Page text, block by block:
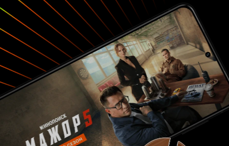
откровенность, а скорее просто пошлая
эротика, а что тело это залито жиром - это уж
детали. Откровенными можно назвать лишь
истории героинь, рассказанные ими на камеру,
и вот это как раз многое проясняет в них
самих: к конце фильма становится ясно, что
только одна из героинь принимает себя такой,
как есть и вообще не парится, насчёт своей
внешности и отношения к ней окружающих -
это Марта. Остальные, как выясняется, имеют
серьёзные психологические проблемы, а
участие в бодипозитив-движении вовсе не
способствует их решению, оно их или
усугубляет, или задвигает их на второй план.
Одна из девушек росла с отцом-алкоголиком,
брошенная по сути дела матерью, другая с